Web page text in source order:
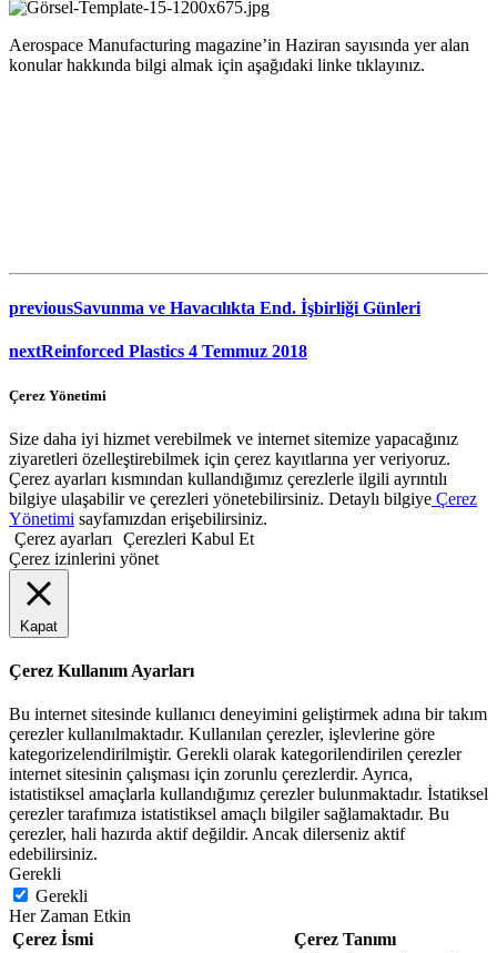
Aerospace Manufacturing magazine’in Haziran sayısında yer alan
konular hakkında bilgi almak için aşağıdaki linke tıklayınız.
previousSavunma ve Havacılıkta End. İşbirliği Günleri
nextReinforced Plastics 4 Temmuz 2018
Çerez Yönetimi
Size daha iyi hizmet verebilmek ve internet sitemize yapacağınız
ziyaretleri özelleştirebilmek için çerez kayıtlarına yer veriyoruz.
Çerez ayarları kısmından kullandığımız çerezlerle ilgili ayrıntılı
bilgiye ulaşabilir ve çerezleri yönetebilirsiniz. Detaylı bilgiye Çerez
Yönetimi sayfamızdan erişebilirsiniz.
Çerez ayarları
Çerezleri Kabul Et
Çerez izinlerini yönet
Kapat
Çerez Kullanım Ayarları
Bu internet sitesinde kullanıcı deneyimini geliştirmek adına bir takım
çerezler kullanılmaktadır. Kullanılan çerezler, işlevlerine göre
kategorizelendirilmiştir. Gerekli olarak kategorilendirilen çerezler
internet sitesinin çalışması için zorunlu çerezlerdir. Ayrıca,
istatistiksel amaçlarla kullandığımız çerezler bulunmaktadır. İstatiksel
çerezler tarafımıza istatistiksel amaçlı bilgiler sağlamaktadır. Bu
çerezler, hali hazırda aktif değildir. Ancak dilerseniz aktif
edebilirsiniz.
Gerekli
Gerekli
Her Zaman Etkin
Çerez İsmi
Çerez Tanımı